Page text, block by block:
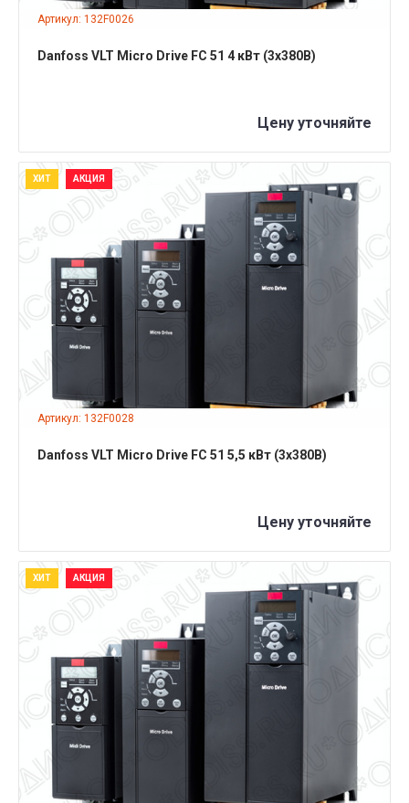
Артикул: 132F0026
Danfoss VLT Micro Drive FC 51 4 кВт (3x380B)
Цену уточняйте
ХИТ АКЦИЯ
Артикул: 132F0028
ПОДРОБНЕЕ
Danfoss VLT Micro Drive FC 51 5,5 кВт (3x380B)
Цену уточняйте
ХИТ АКЦИЯ
ПОДРОБНЕЕ